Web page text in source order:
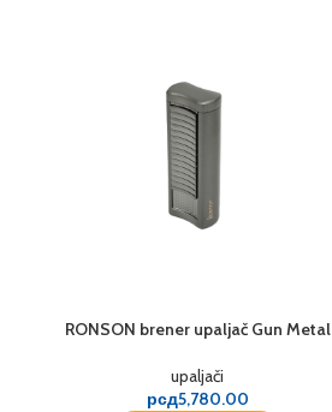
RONSON brener upaljač Gun Metal
upaljači
рсд5,780.00